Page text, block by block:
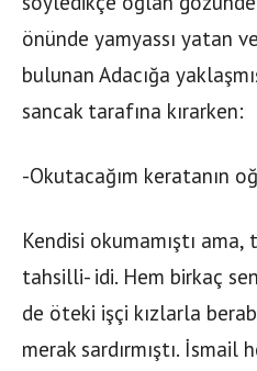
önünde yamyassı yatan
bulunan Adacığa
sancak tarafına kırarken:
-Okutacağım keratanın
Kendisi okumamıştı ama,
tahsilli- idi. Hem birkaç
de öteki işçi kızlarla
merak sardırmıştı.